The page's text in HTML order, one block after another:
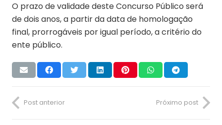
O prazo de validade deste Concurso Público será
de dois anos, a partir da data de homologação
final, prorrogáveis por igual período, a critério do
ente público.
Post anterior Próximo post